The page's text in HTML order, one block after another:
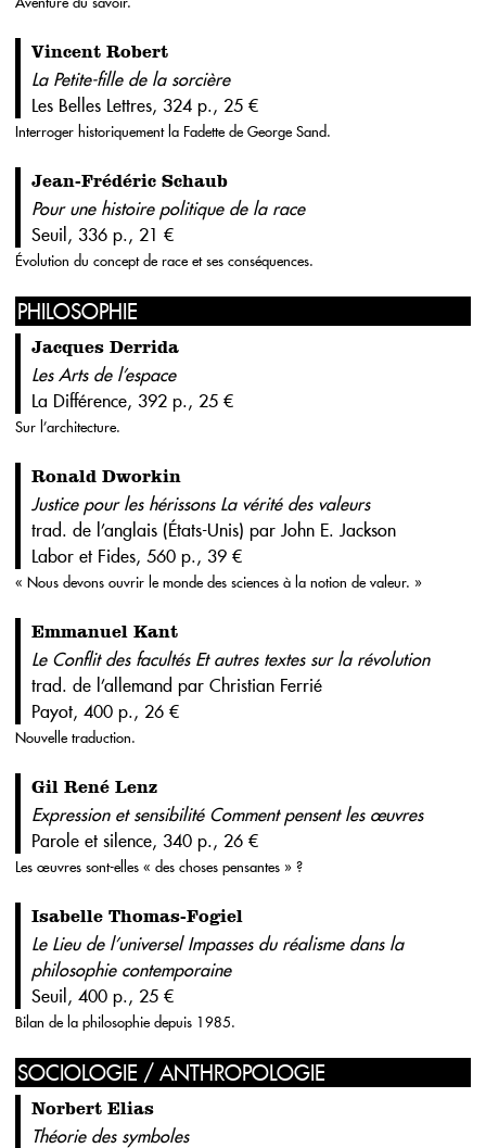
Vincent Robert
La Petite-fille de la sorcière
Les Belles Lettres, 324 p., 25 €
Interroger historiquement la Fadette de George Sand.
Jean-Frédéric Schaub
Pour une histoire politique de la race
Seuil, 336 p., 21 €
Évolution du concept de race et ses conséquences.
PHILOSOPHIE
Jacques Derrida
Les Arts de l’espace
La Différence, 392 p., 25 €
Sur l’architecture.
Ronald Dworkin
Justice pour les hérissons La vérité des valeurs
trad. de l’anglais (États-Unis) par John E. Jackson
Labor et Fides, 560 p., 39 €
« Nous devons ouvrir le monde des sciences à la notion de valeur. »
Emmanuel Kant
Le Conflit des facultés Et autres textes sur la révolution
trad. de l’allemand par Christian Ferrié
Payot, 400 p., 26 €
Nouvelle traduction.
Gil René Lenz
Expression et sensibilité Comment pensent les œuvres
Parole et silence, 340 p., 26 €
Les œuvres sont-elles « des choses pensantes » ?
Isabelle Thomas-Fogiel
Le Lieu de l’universel Impasses du réalisme dans la
philosophie contemporaine
Seuil, 400 p., 25 €
Bilan de la philosophie depuis 1985.
SOCIOLOGIE / ANTHROPOLOGIE
Norbert Elias
Théorie des symboles